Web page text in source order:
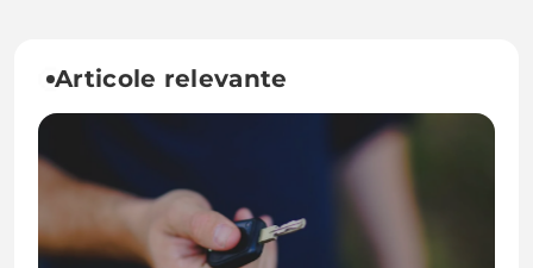
Articole relevante